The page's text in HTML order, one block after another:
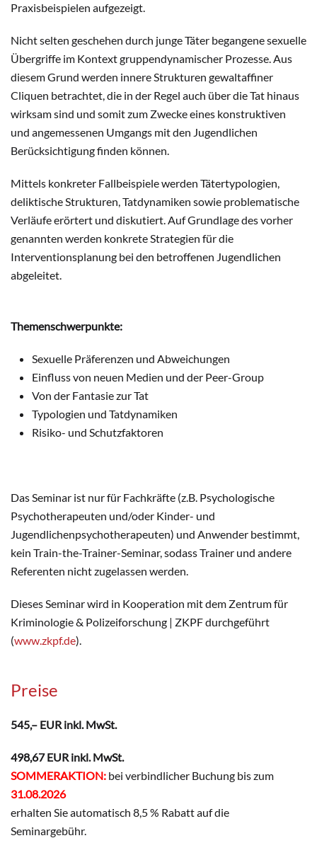
Praxisbeispielen aufgezeigt.
Nicht selten geschehen durch junge Täter begangene sexuelle
Übergriffe im Kontext gruppendynamischer Prozesse. Aus
diesem Grund werden innere Strukturen gewaltaffiner
Cliquen betrachtet, die in der Regel auch über die Tat hinaus
wirksam sind und somit zum Zwecke eines konstruktiven
und angemessenen Umgangs mit den Jugendlichen
Berücksichtigung finden können.
Mittels konkreter Fallbeispiele werden Tätertypologien,
deliktische Strukturen, Tatdynamiken sowie problematische
Verläufe erörtert und diskutiert. Auf Grundlage des vorher
genannten werden konkrete Strategien für die
Interventionsplanung bei den betroffenen Jugendlichen
abgeleitet.
Themenschwerpunkte:
Sexuelle Präferenzen und Abweichungen
Einfluss von neuen Medien und der Peer-Group
Von der Fantasie zur Tat
Typologien und Tatdynamiken
Risiko- und Schutzfaktoren
Das Seminar ist nur für Fachkräfte (z.B. Psychologische
Psychotherapeuten und/oder Kinder- und
Jugendlichenpsychotherapeuten) und Anwender bestimmt,
kein Train-the-Trainer-Seminar, sodass Trainer und andere
Referenten nicht zugelassen werden.
Dieses Seminar wird in Kooperation mit dem Zentrum für
Kriminologie & Polizeiforschung | ZKPF durchgeführt
(www.zkpf.de).
Preise
545,– EUR inkl. MwSt.
498,67 EUR inkl. MwSt.
SOMMERAKTION: bei verbindlicher Buchung bis zum
31.08.2026
erhalten Sie automatisch 8,5 % Rabatt auf die
Seminargebühr.